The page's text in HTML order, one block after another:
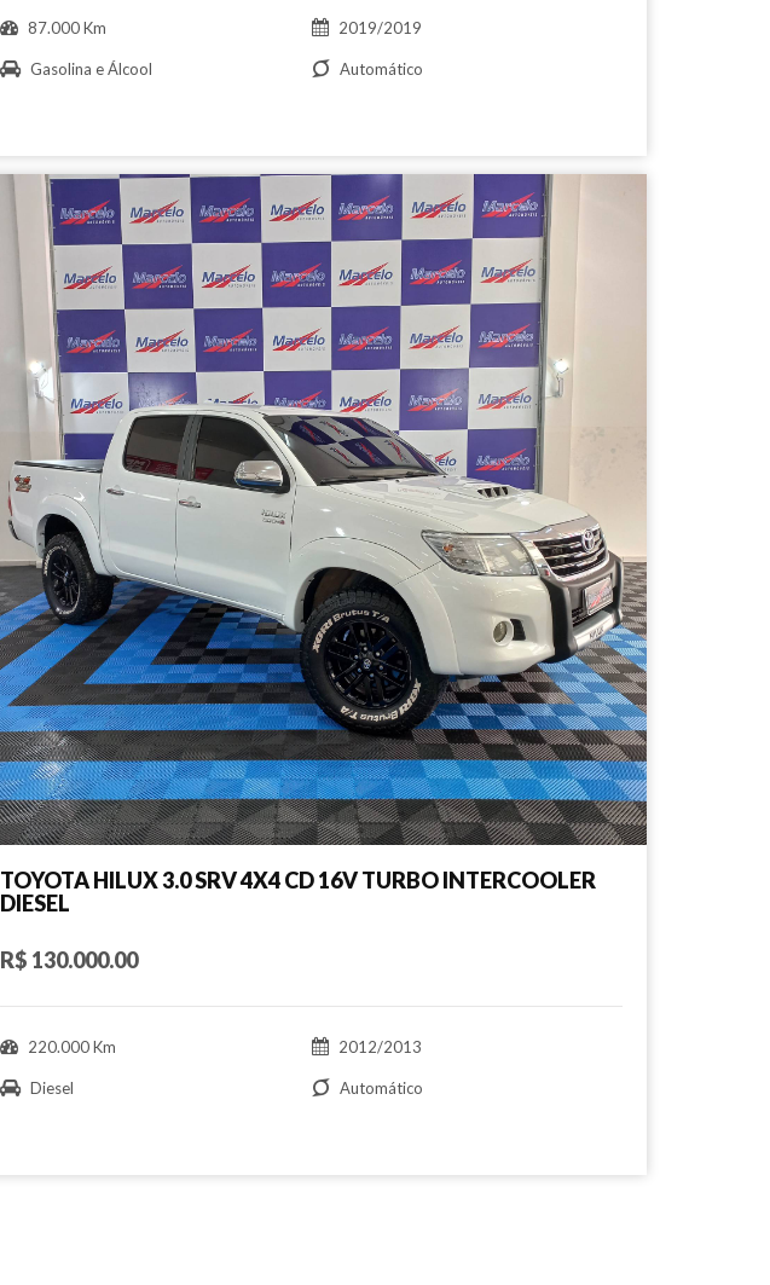
87.000 Km 2019/2019
Gasolina e Álcool Automático
TOYOTA HILUX 3.0 SRV 4X4 CD 16V TURBO INTERCOOLER
DIESEL
R$ 130.000.00
220.000 Km 2012/2013
Diesel Automático